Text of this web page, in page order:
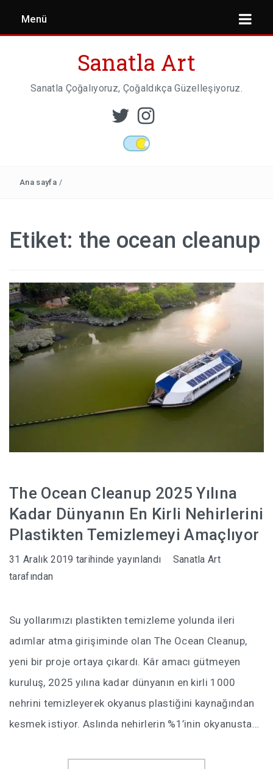
Menü
HABERLER
Sanatla Art
Sanatla Çoğalıyoruz, Çoğaldıkça Güzelleşiyoruz.
Ana sayfa /
Etiket: the ocean cleanup
The Ocean Cleanup 2025 Yılına
Kadar Dünyanın En Kirli Nehirlerini
Plastikten Temizlemeyi Amaçlıyor
31 Aralık 2019 tarihinde yayınlandı
Sanatla Art
tarafından
Su yollarımızı plastikten temizleme yolunda ileri
adımlar atma girişiminde olan The Ocean Cleanup,
yeni bir proje ortaya çıkardı. Kâr amacı gütmeyen
kuruluş, 2025 yılına kadar dünyanın en kirli 1000
nehrini temizleyerek okyanus plastiğini kaynağından
kesmek istiyor. Aslında nehirlerin %1’inin okyanusta…